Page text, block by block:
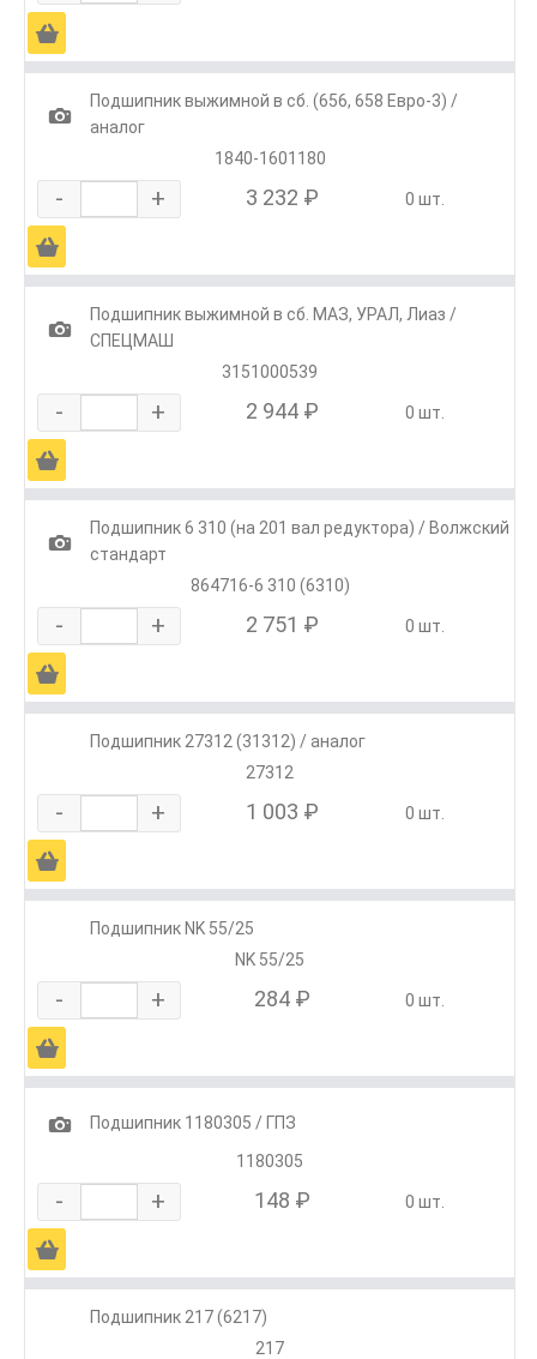
Ä
1
Подшипник выжимной в сб. (656, 658 Евро-3) /
аналог
1840-1601180
- + 3 232 ₽ 0 шт.
Ä
1
Подшипник выжимной в сб. МАЗ, УРАЛ, Лиаз /
СПЕЦМАШ
3151000539
- + 2 944 ₽ 0 шт.
Ä
1
Подшипник 6 310 (на 201 вал редуктора) / Волжский
стандарт
864716-6 310 (6310)
- + 2 751 ₽ 0 шт.
Ä
Подшипник 27312 (31312) / аналог
27312
- + 1 003 ₽ 0 шт.
Ä
Подшипник NK 55/25
NK 55/25
- + 284 ₽ 0 шт.
Ä
1
Подшипник 1180305 / ГПЗ
1180305
- + 148 ₽ 0 шт.
Ä
Подшипник 217 (6217)
217